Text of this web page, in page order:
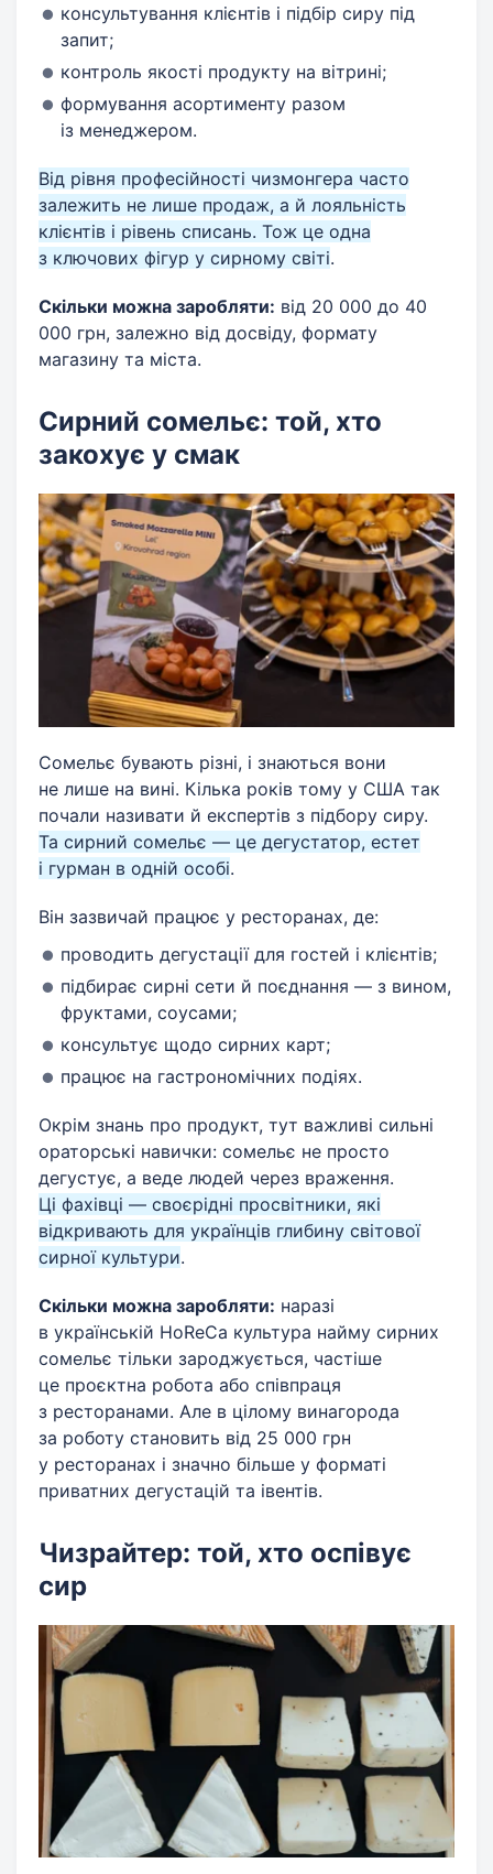
консультування клієнтів і підбір сиру під
запит;
контроль якості продукту на вітрині;
формування асортименту разом
із менеджером.
Від рівня професійності чизмонгера часто
залежить не лише продаж, а й лояльність
клієнтів і рівень списань. Тож це одна
з ключових фігур у сирному світі.
Скільки можна заробляти: від 20 000 до 40
000 грн, залежно від досвіду, формату
магазину та міста.
Сирний сомельє: той, хто
закохує у смак
Сомельє бувають різні, і знаються вони
не лише на вині. Кілька років тому у США так
почали називати й експертів з підбору сиру.
Та сирний сомельє — це дегустатор, естет
і гурман в одній особі.
Він зазвичай працює у ресторанах, де:
проводить дегустації для гостей і клієнтів;
підбирає сирні сети й поєднання — з вином,
фруктами, соусами;
консультує щодо сирних карт;
працює на гастрономічних подіях.
Окрім знань про продукт, тут важливі сильні
ораторські навички: сомельє не просто
дегустує, а веде людей через враження.
Ці фахівці — своєрідні просвітники, які
відкривають для українців глибину світової
сирної культури.
Скільки можна заробляти: наразі
в українській HoReCa культура найму сирних
сомельє тільки зароджується, частіше
це проєктна робота або співпраця
з ресторанами. Але в цілому винагорода
за роботу становить від 25 000 грн
у ресторанах і значно більше у форматі
приватних дегустацій та івентів.
Чизрайтер: той, хто оспівує
сир